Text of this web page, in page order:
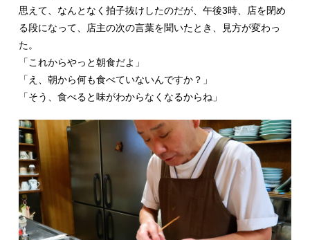
思えて、なんとなく拍子抜けしたのだが、午後3時、店を閉め
る段になって、店主の次の言葉を聞いたとき、見方が変わっ
た。
「これからやっと朝食だよ」
「え、朝から何も食べていないんですか？」
「そう、食べると味がわからなくなるからね」